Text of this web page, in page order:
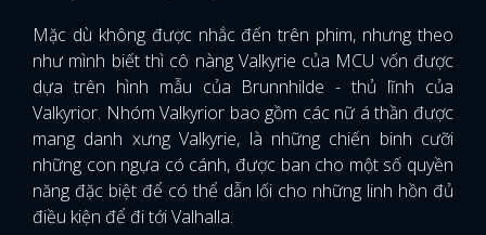
Mặc dù không được nhắc đến trên phim, nhưng theo
như mình biết thì cô nàng Valkyrie của MCU vốn được
dựa trên hình mẫu của Brunnhilde - thủ lĩnh của
Valkyrior. Nhóm Valkyrior bao gồm các nữ á thần được
mang danh xưng Valkyrie, là những chiến binh cưỡi
những con ngựa có cánh, được ban cho một số quyền
năng đặc biệt để có thể dẫn lối cho những linh hồn đủ
điều kiện để đi tới Valhalla.